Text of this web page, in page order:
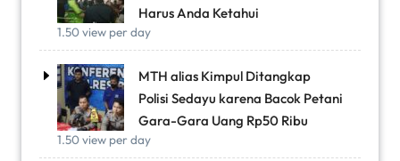
Harus Anda Ketahui
1.50 view per day
MTH alias Kimpul Ditangkap
Polisi Sedayu karena Bacok Petani
Gara-Gara Uang Rp50 Ribu
1.50 view per day